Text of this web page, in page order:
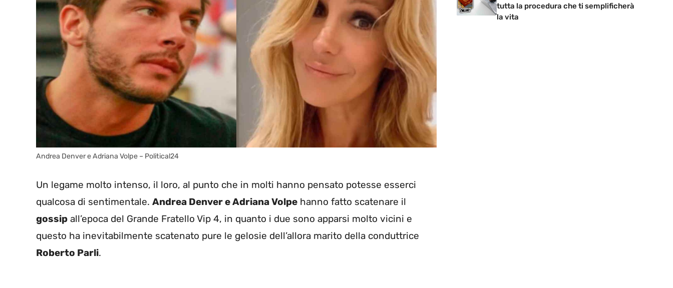
Andrea Denver e Adriana Volpe – Political24
Un legame molto intenso, il loro, al punto che in molti hanno pensato potesse esserci
qualcosa di sentimentale. Andrea Denver e Adriana Volpe hanno fatto scatenare il
gossip all’epoca del Grande Fratello Vip 4, in quanto i due sono apparsi molto vicini e
questo ha inevitabilmente scatenato pure le gelosie dell’allora marito della conduttrice
Roberto Parli.
tutta la procedura che ti semplificherà
la vita